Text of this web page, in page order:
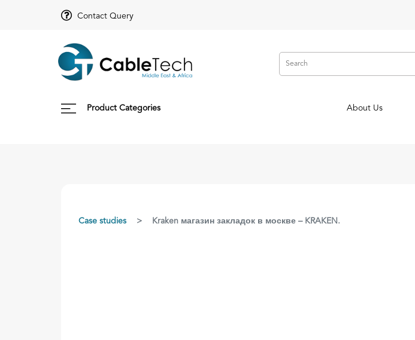
Contact Query
Product Categories About Us
Case studies Kraken магазин закладок в москве – KRAKEN.